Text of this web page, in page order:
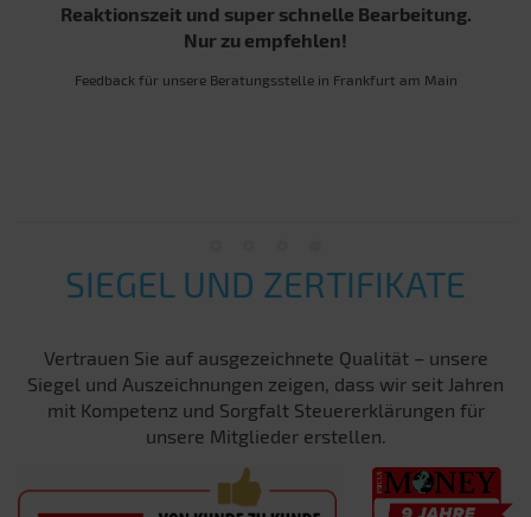
Reaktionszeit und super schnelle Bearbeitung.
Nur zu empfehlen!
Feedback für unsere Beratungsstelle in Frankfurt am Main
SIEGEL UND ZERTIFIKATE
Vertrauen Sie auf ausgezeichnete Qualität – unsere
Siegel und Auszeichnungen zeigen, dass wir seit Jahren
mit Kompetenz und Sorgfalt Steuererklärungen für
unsere Mitglieder erstellen.